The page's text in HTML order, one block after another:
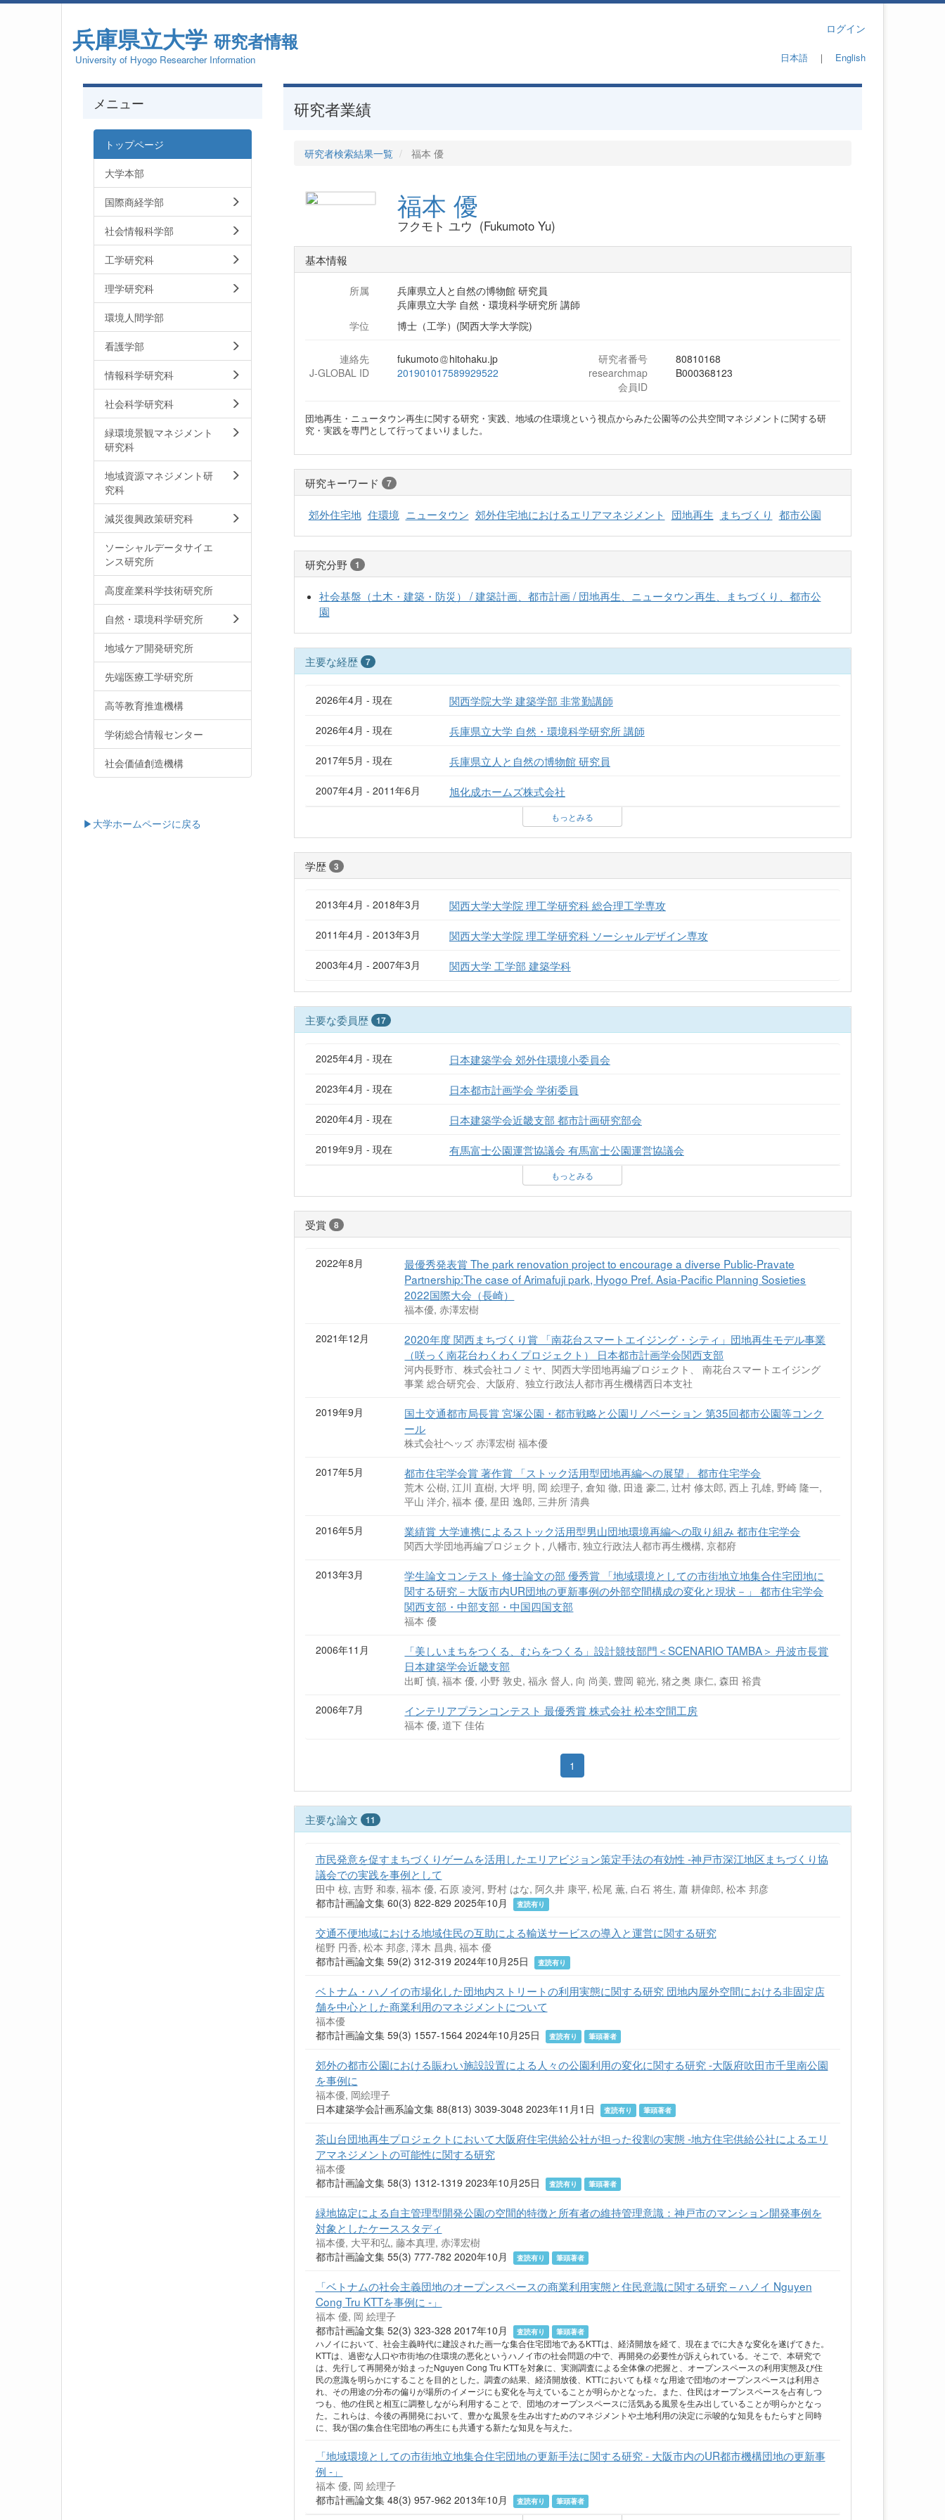
兵庫県立大学 研究者情報
University of Hyogo Researcher Information
ログイン
日本語｜ English
研究者業績
研究者検索結果一覧 福本 優
福本 優
フクモト ユウ (Fukumoto Yu)
基本情報
所属
兵庫県立人と自然の博物館 研究員
兵庫県立大学 自然・環境科学研究所 講師
学位
博士（工学）(関西大学大学院)
連絡先 fukumoto hitohaku.jp 研究者番号
80810168
J-GLOBAL ID
201901017589929522
researchmap
会員ID
B000368123
団地再生・ニュータウン再生に関する研究・実践、地域の住環境という視点からみた公園等の公共空間マネジメントに関する研
究・実践を専門として行ってまいりました。
研究キーワード 7
郊外住宅地 住環境 ニュータウン 郊外住宅地におけるエリアマネジメント 団地再生 まちづくり 都市公園
研究分野 1
社会基盤（土木・建築・防災） / 建築計画、都市計画 / 団地再生、ニュータウン再生、まちづくり、都市公
園
主要な経歴 7
2026年4月 - 現在 関西学院大学 建築学部 非常勤講師
2026年4月 - 現在 兵庫県立大学 自然・環境科学研究所 講師
2017年5月 - 現在 兵庫県立人と自然の博物館 研究員
2007年4月 - 2011年6月 旭化成ホームズ株式会社
もっとみる
学歴 3
2013年4月 - 2018年3月 関西大学大学院 理工学研究科 総合理工学専攻
2011年4月 - 2013年3月 関西大学大学院 理工学研究科 ソーシャルデザイン専攻
2003年4月 - 2007年3月 関西大学 工学部 建築学科
主要な委員歴 17
2025年4月 - 現在 日本建築学会 郊外住環境小委員会
2023年4月 - 現在 日本都市計画学会 学術委員
2020年4月 - 現在 日本建築学会近畿支部 都市計画研究部会
2019年9月 - 現在 有馬富士公園運営協議会 有馬富士公園運営協議会
もっとみる
受賞 8
2022年8月
最優秀発表賞 The park renovation project to encourage a diverse Public-Pravate
Partnership:The case of Arimafuji park, Hyogo Pref. Asia-Pacific Planning Sosieties
2022国際大会（長崎）
福本優, 赤澤宏樹
2021年12月
2020年度 関西まちづくり賞 「南花台スマートエイジング・シティ」団地再生モデル事業
（咲っく南花台わくわくプロジェクト） 日本都市計画学会関西支部
河内長野市、株式会社コノミヤ、関西大学団地再編プロジェクト、 南花台スマートエイジング
事業 総合研究会、大阪府、独立行政法人都市再生機構西日本支社
2019年9月
国土交通都市局長賞 宮塚公園・都市戦略と公園リノベーション 第35回都市公園等コンク
ール
株式会社ヘッズ 赤澤宏樹 福本優
2017年5月 都市住宅学会賞 著作賞 「ストック活用型団地再編への展望」 都市住宅学会
荒木 公樹, 江川 直樹, 大坪 明, 岡 絵理子, 倉知 徹, 田邉 豪二, 辻村 修太郎, 西上 孔雄, 野崎 隆一,
平山 洋介, 福本 優, 星田 逸郎, 三井所 清典
2016年5月 業績賞 大学連携によるストック活用型男山団地環境再編への取り組み 都市住宅学会
関西大学団地再編プロジェクト, 八幡市, 独立行政法人都市再生機構, 京都府
2013年3月
学生論文コンテスト 修士論文の部 優秀賞 「地域環境としての市街地立地集合住宅団地に
関する研究－大阪市内UR団地の更新事例の外部空間構成の変化と現状－」 都市住宅学会
関西支部・中部支部・中国四国支部
福本 優
2006年11月
「美しいまちをつくる、むらをつくる」設計競技部門＜SCENARIO TAMBA＞ 丹波市長賞
日本建築学会近畿支部
出町 慎, 福本 優, 小野 敦史, 福永 督人, 向 尚美, 豊岡 範光, 猪之奥 康仁, 森田 裕貴
2006年7月 インテリアプランコンテスト 最優秀賞 株式会社 松本空間工房
福本 優, 道下 佳佑
1
主要な論文 11
市民発意を促すまちづくりゲームを活用したエリアビジョン策定手法の有効性 ‐神戸市深江地区まちづくり協
議会での実践を事例として
田中 椋, 吉野 和泰, 福本 優, 石原 凌河, 野村 はな, 阿久井 康平, 松尾 薫, 白石 将生, 蕭 耕偉郎, 松本 邦彦
都市計画論文集 60(3) 822-829 2025年10月
査読有り
交通不便地域における地域住民の互助による輸送サービスの導入と運営に関する研究
槌野 円香, 松本 邦彦, 澤木 昌典, 福本 優
都市計画論文集 59(2) 312-319 2024年10月25日
査読有り
ベトナム・ハノイの市場化した団地内ストリートの利用実態に関する研究 団地内屋外空間における非固定店
舗を中心とした商業利用のマネジメントについて
福本優
都市計画論文集 59(3) 1557-1564 2024年10月25日
査読有り 筆頭著者
郊外の都市公園における賑わい施設設置による人々の公園利用の変化に関する研究 ‐大阪府吹田市千里南公園
を事例に
福本優, 岡絵理子
日本建築学会計画系論文集 88(813) 3039-3048 2023年11月1日
査読有り 筆頭著者
茶山台団地再生プロジェクトにおいて大阪府住宅供給公社が担った役割の実態 ‐地方住宅供給公社によるエリ
アマネジメントの可能性に関する研究
福本優
都市計画論文集 58(3) 1312-1319 2023年10月25日
査読有り 筆頭著者
緑地協定による自主管理型開発公園の空間的特徴と所有者の維持管理意識：神戸市のマンション開発事例を
対象としたケーススタディ
福本優, 大平和弘, 藤本真理, 赤澤宏樹
都市計画論文集 55(3) 777-782 2020年10月
査読有り 筆頭著者
「ベトナムの社会主義団地のオープンスペースの商業利用実態と住民意識に関する研究 – ハノイ Nguyen
Cong Tru KTTを事例に -」
福本 優, 岡 絵理子
都市計画論文集 52(3) 323-328 2017年10月
査読有り 筆頭著者
ハノイにおいて、社会主義時代に建設された画一な集合住宅団地であるKTTは、経済開放を経て、現在までに大きな変化を遂げてきた。
KTTは、過密な人口や市街地の住環境の悪化というハノイ市の社会問題の中で、再開発の必要性が訴えられている。そこで、本研究で
は、先行して再開発が始まったNguyen Cong Tru KTTを対象に、実測調査による全体像の把握と、オープンスペースの利用実態及び住
民の意識を明らかにすることを目的とした。調査の結果、経済開放後、KTTにおいても様々な用途で団地のオープンスペースは利用さ
れ、その用途の分布の偏りが場所のイメージにも変化を与えていることが明らかとなった。また、住民はオープンスペースを占有しつ
つも、他の住民と相互に調整しながら利用することで、団地のオープンスペースに活気ある風景を生み出していることが明らかとなっ
た。これらは、今後の再開発において、豊かな風景を生み出すためのマネジメントや土地利用の決定に示唆的な知見をもたらすと同時
に、我が国の集合住宅団地の再生にも共通する新たな知見を与えた。
「地域環境としての市街地立地集合住宅団地の更新手法に関する研究 - 大阪市内のUR都市機構団地の更新事
例 -」
福本 優, 岡 絵理子
都市計画論文集 48(3) 957-962 2013年10月
査読有り 筆頭著者
メニュー
トップページ
大学本部
国際商経学部
社会情報科学部
工学研究科
理学研究科
環境人間学部
看護学部
情報科学研究科
社会科学研究科
緑環境景観マネジメント
研究科
地域資源マネジメント研
究科
減災復興政策研究科
ソーシャルデータサイエ
ンス研究所
高度産業科学技術研究所
自然・環境科学研究所
地域ケア開発研究所
先端医療工学研究所
高等教育推進機構
学術総合情報センター
社会価値創造機構
▶大学ホームページに戻る